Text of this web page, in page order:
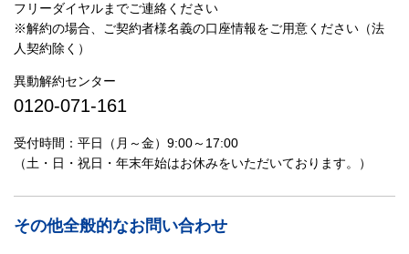
フリーダイヤルまでご連絡ください
※解約の場合、ご契約者様名義の口座情報をご用意ください（法
人契約除く）
異動解約センター
0120-071-161
受付時間：平日（月～金）9:00～17:00
（土・日・祝日・年末年始はお休みをいただいております。）
その他全般的なお問い合わせ